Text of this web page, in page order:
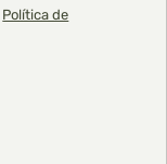
Política de